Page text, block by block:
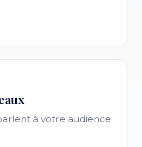
à votre audience